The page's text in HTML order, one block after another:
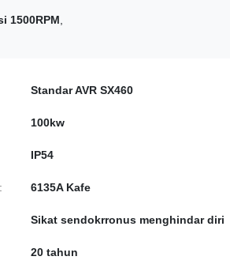
1500RPM
Standar AVR SX460
100kw
IP54
6135A Kafe
Sikat sendokrronus menghindar diri
20 tahun